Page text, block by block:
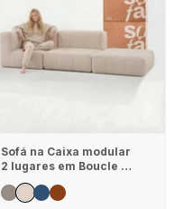
Sofá na Caixa modular
2 lugares em Boucle - 1
Braço com Apoio de pé
- Linho